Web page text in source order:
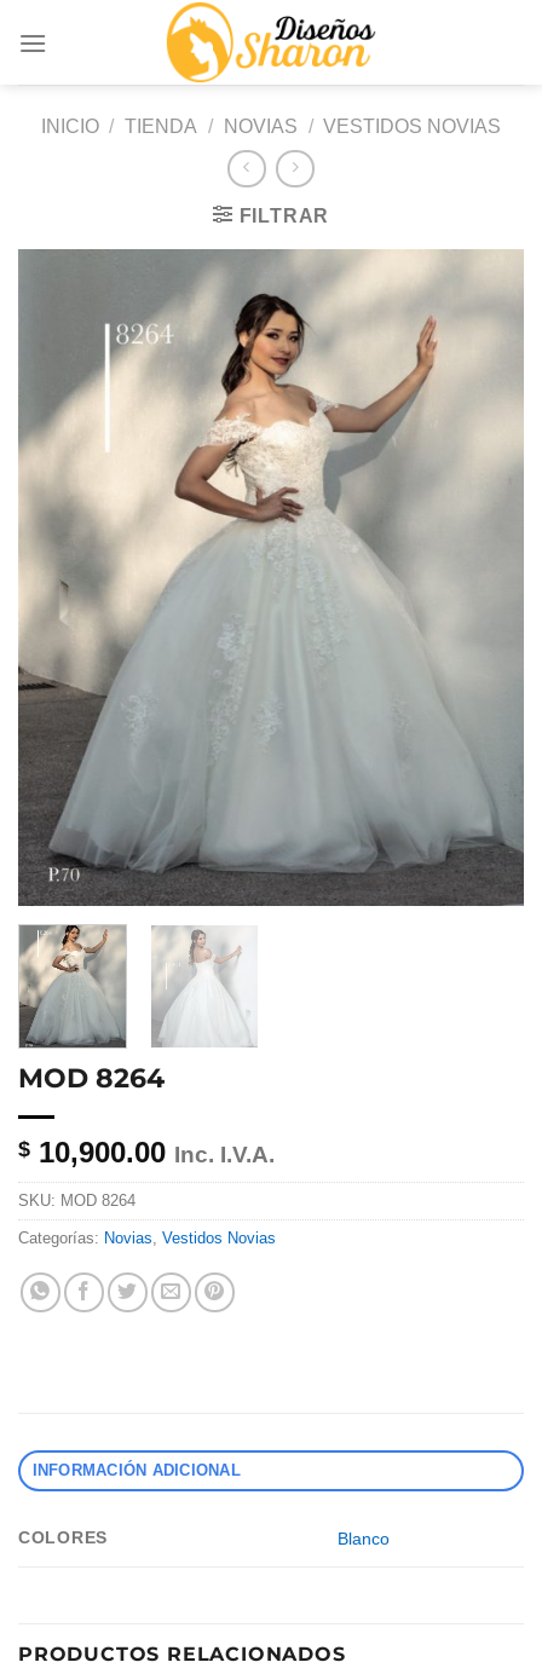
INICIO / TIENDA / NOVIAS / VESTIDOS NOVIAS
FILTRAR
MOD 8264
$ 10,900.00 Inc. I.V.A.
SKU: MOD 8264
Categorías: Novias, Vestidos Novias
INFORMACIÓN ADICIONAL
COLORES Blanco
PRODUCTOS RELACIONADOS